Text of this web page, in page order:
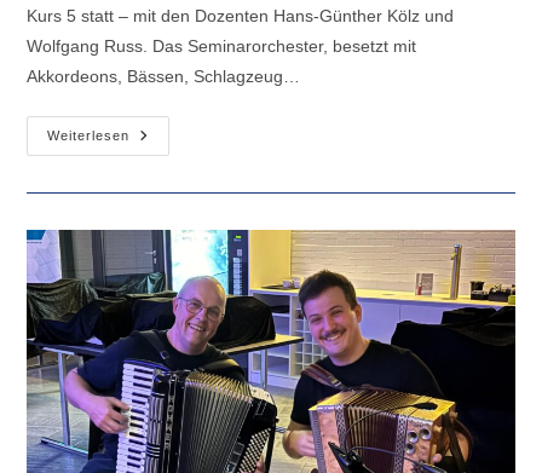
Kurs 5 statt – mit den Dozenten Hans-Günther Kölz und
Wolfgang Russ. Das Seminarorchester, besetzt mit
Akkordeons, Bässen, Schlagzeug…
Weiterlesen
Osterarbeitswoche
2026